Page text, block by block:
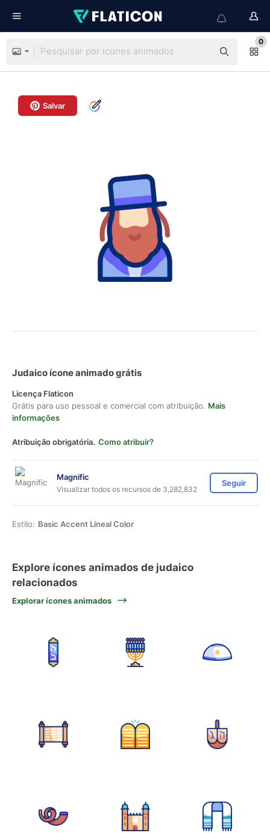
0
Salvar
Judaico ícone animado grátis
Licença Flaticon
Grátis para uso pessoal e comercial com atribuição. Mais
informações
Atribuição obrigatória. Como atribuir?
Magnific
Visualizar todos os recursos de 3,282,832
Seguir
Estilo: Basic Accent Lineal Color
Explore ícones animados de judaico
relacionados
Explorar ícones animados